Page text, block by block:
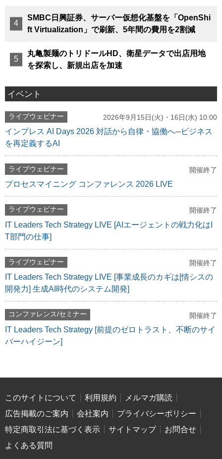
SMBC日興証券、サーバー仮想化基盤を「OpenShi
ft Virtualization」で刷新、5年間の費用を2割減
丸亀製麺のトリドールHD、衛星データで出店用地
を探索し、新規出店を加速
イベント
ライブウェビナー 2026年9月15日(火)・16日(水) 10:00
インプレス AI Days 2026 対話から自律・協働へ─ビジネス
を再定義するAI
ライブウェビナー 開催終了
プロセスマイニング コンファレンス 2026 LIVE
ライブウェビナー 開催終了
IT Leaders Tech Strategy LIVE [AIエージェントの戦力化はI
T部門の仕事]
ライブウェビナー 開催終了
IT Leaders Tech Strategy LIVE [事業成長のカギは[情シスの
開発力] 生成AI時代のシステム開発]
コンファレンス/セミナー 開催終了
IT Leaders Tech Strategy [前提のゼロトラスト、不断のサイ
バーハイジーン]
このサイトについて 利用規約
メルマガ購読
広告掲載のご案内
会社案内
プライバシーポリシー
特定商取引法に基づく表示
サイトマップ
お問合せ
よくある質問